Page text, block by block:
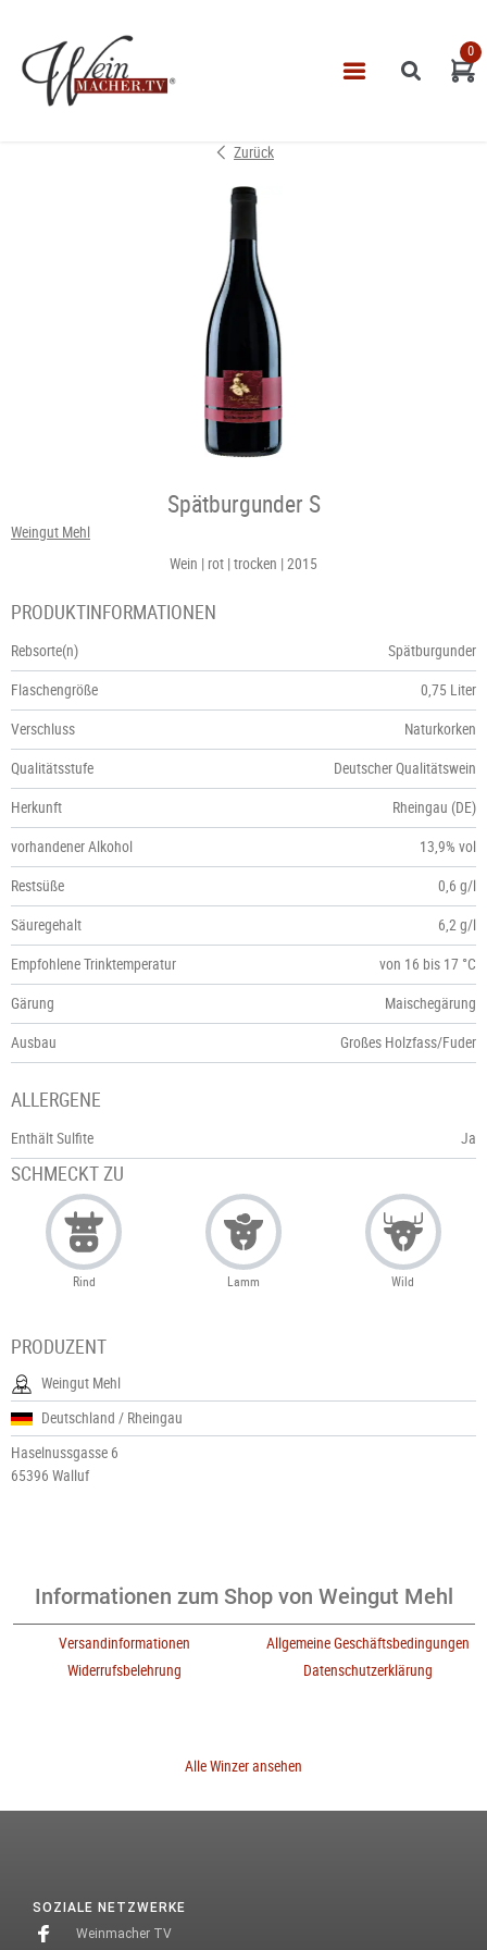
VINOTHEK
LEISTUNGEN
IMPRESSUM
0
Zurück
Spätburgunder S
Weingut Mehl
Wein
rot trocken 2015
PRODUKTINFORMATIONEN
Rebsorte(n)
Spätburgunder
Flaschengröße
0,75 Liter
Verschluss
Naturkorken
Qualitätsstufe
Deutscher Qualitätswein
Herkunft
Rheingau (DE)
vorhandener Alkohol
13,9% vol
Restsüße
0,6 g/l
Säuregehalt
6,2 g/l
Empfohlene Trinktemperatur
von 16 bis 17 °C
Gärung
Maischegärung
Ausbau
Großes Holzfass/Fuder
ALLERGENE
Enthält Sulfite Ja
SCHMECKT ZU
Rind Lamm Wild
PRODUZENT
Weingut Mehl
Deutschland / Rheingau
Haselnussgasse 6
65396 Walluf
Informationen zum Shop von Weingut Mehl
Versandinformationen
Allgemeine Geschäftsbedingungen
Widerrufsbelehrung
Datenschutzerklärung
Alle Winzer ansehen
SOZIALE NETZWERKE
Weinmacher TV